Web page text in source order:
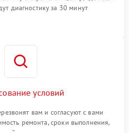
диагностику за 30 минут
условий
вам и согласуют с вами
ремонта, сроки выполнения,